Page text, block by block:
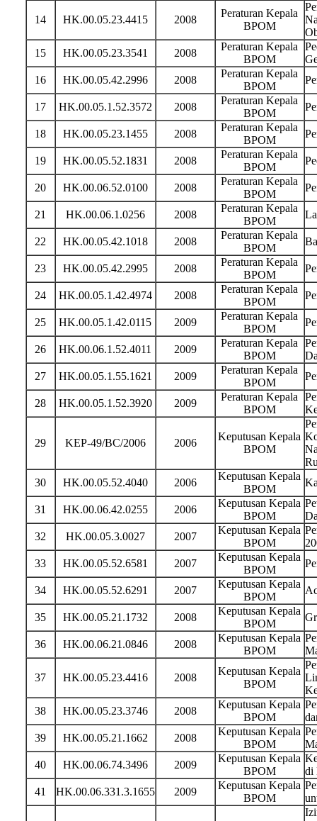
14 HK.00.05.23.4415 2008
Peraturan Kepala
BPOM
15
HK.00.05.23.3541 2008
Peraturan Kepala
BPOM
16
HK.00.05.42.2996 2008
Peraturan Kepala
BPOM
17 HK.00.05.1.52.3572 2008
Peraturan Kepala
BPOM
18 HK.00.05.23.1455 2008
Peraturan Kepala
BPOM
19 HK.00.05.52.1831 2008
Peraturan Kepala
BPOM
20 HK.00.06.52.0100 2008
Peraturan Kepala
BPOM
21 HK.00.06.1.0256 2008
Peraturan Kepala
BPOM
22 HK.00.05.42.1018 2008
Peraturan Kepala
BPOM
23 HK.00.05.42.2995 2008
Peraturan Kepala
BPOM
24 HK.00.05.1.42.4974 2008
Peraturan Kepala
BPOM
25 HK.00.05.1.42.0115 2009
Peraturan Kepala
BPOM
26 HK.00.06.1.52.4011 2009
Peraturan Kepala
BPOM
27
HK.00.05.1.55.1621 2009
Peraturan Kepala
BPOM
28 HK.00.05.1.52.3920 2009
Peraturan Kepala
BPOM
29 KEP-49/BC/2006 2006
Keputusan Kepala
BPOM
30
HK.00.05.52.4040 2006
Keputusan Kepala
BPOM
31 HK.00.06.42.0255 2006
Keputusan Kepala
BPOM
32
HK.00.05.3.0027 2007
Keputusan Kepala
BPOM
33
HK.00.05.52.6581 2007
Keputusan Kepala
BPOM
34 HK.00.05.52.6291 2007
Keputusan Kepala
BPOM
35 HK.00.05.21.1732 2008
Keputusan Kepala
BPOM
36 HK.00.06.21.0846 2008
Keputusan Kepala
BPOM
37 HK.00.05.23.4416 2008
Keputusan Kepala
BPOM
38
HK.00.05.23.3746 2008
Keputusan Kepala
BPOM
39
HK.00.05.21.1662 2008
Keputusan Kepala
BPOM
40
HK.00.06.74.3496 2009
Keputusan Kepala
BPOM
di
41
HK.00.06.331.3.1655 2009
Keputusan Kepala
BPOM